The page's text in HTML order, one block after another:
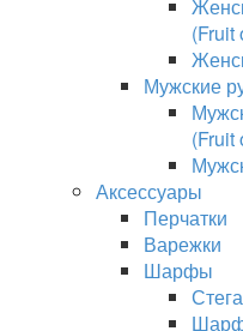
(Fruit
Мужские
(Fruit
Аксессуары
Перчатки
Варежки
Шарфы